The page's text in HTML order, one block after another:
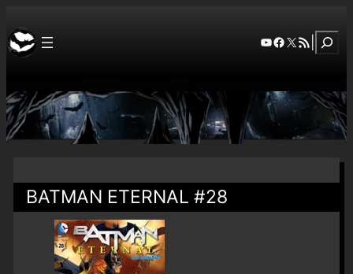
YouTube
Facebook
X RSS Feed
BATMAN ETERNAL #28